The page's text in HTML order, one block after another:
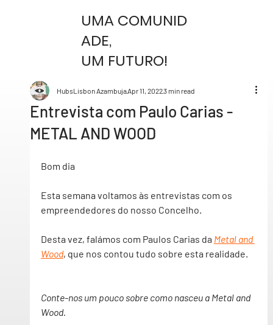
UMA COMUNID
ADE,
UM FUTURO!
Entrevista com Paulo Carias -
METAL AND WOOD
HubsLisbon AzambujaApr 11, 20223 min read
Bom dia
Esta semana voltamos às entrevistas com os
empreendedores do nosso Concelho.
Desta vez, falámos com Paulos Carias da Metal and
Wood, que nos contou tudo sobre esta realidade.
Conte-nos um pouco sobre como nasceu a Metal and
Wood.